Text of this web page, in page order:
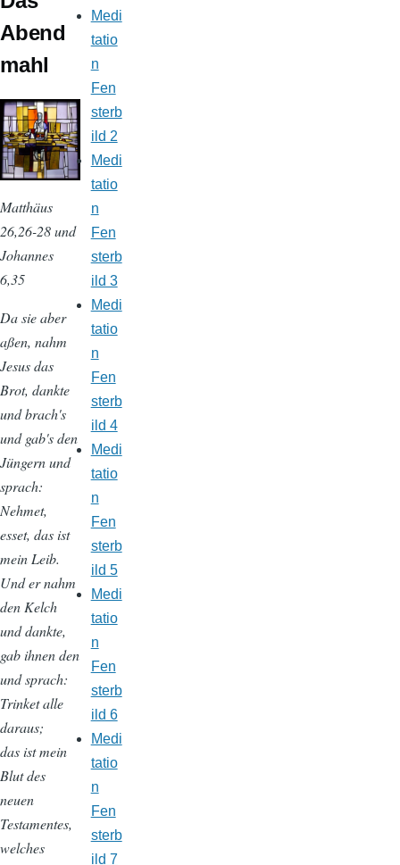
Abend
mahl
Matthäus
26,26-28 und
Johannes
6,35
Da sie aber
aßen, nahm
Jesus das
Brot, dankte
und brach's
und gab's den
Jüngern und
sprach:
Nehmet,
esset, das ist
mein Leib.
Und er nahm
den Kelch
und dankte,
gab ihnen den
und sprach:
Trinket alle
daraus;
das ist mein
Blut des
neuen
Testamentes,
welches
Medi
tatio
n
Fen
sterb
ild 2
Medi
tatio
n
Fen
sterb
ild 3
Medi
tatio
n
Fen
sterb
ild 4
Medi
tatio
n
Fen
sterb
ild 5
Medi
tatio
n
Fen
sterb
ild 6
Medi
tatio
n
Fen
sterb
ild 7